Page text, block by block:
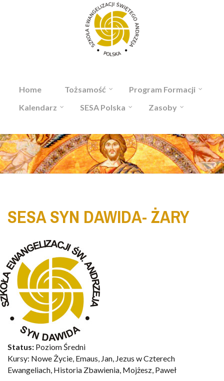
Home Tożsamość
Program Formacji
Kalendarz
SESA Polska Zasoby
SESA SYN DAWIDA- ŻARY
Status: Poziom Średni
Kursy: Nowe Życie, Emaus, Jan, Jezus w Czterech
Ewangeliach, Historia Zbawienia, Mojżesz, Paweł